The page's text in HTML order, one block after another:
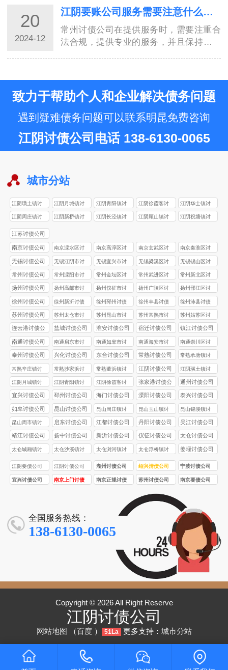
报道、客户案例和经验分享等多个因素。
只有综合考虑，才能做出正确的判断。希
望本文…
20
2024-12
江阴要账公司服务需要注意什么？8种方式讨债值得了解！
常州讨债公司在提供服务时，需要注重合
法合规，提供专业的服务，并且保持诚信
的任务。尤其是在常州这样的大都市，追
账公司…
致力于帮助个人和企业解决债务问题
遇到疑难债务问题可以联系明昆免费咨询
江阴讨债公司电话 138-6130-0065
城市分站
江阴璜土镇讨
债公司
江阴月城镇讨
债公司
江阴青阳镇讨
债公司
江阴徐霞客讨
债公司
江阴华士镇讨
债公司
江阴周庄镇讨
债公司
江阴新桥镇讨
江阴长泾镇讨
江阴顾山镇讨
江阴祝塘镇讨
江苏讨债公司
南京讨债公司
南京溧水区讨
债公司
南京高淳区讨
债公司
南京玄武区讨
债公司
南京秦淮区讨
债公司
无锡讨债公司
无锡江阴市讨
债公司
无锡‌宜兴市讨
债公司
无锡梁溪区讨
债公司
无锡‌锡山区讨
债公司
常州讨债公司
常州溧阳市讨
债公司
常州金坛区讨
债公司
常州武进区讨
债公司
常州新北区讨
债公司
扬州讨债公司
扬州高邮市讨
债公司
扬州仪征市讨
债公司
扬州广陵区讨
债公司
扬州邗江区讨
债公司
徐州讨债公司
徐州新沂讨债
公司
徐州邳州讨债
公司
徐州丰县讨债
公司
徐州沛县讨债
公司
苏州讨债公司
苏州太仓市讨
债公司
苏州昆山市讨
债公司
苏州常熟市讨
债公司
苏州姑苏区讨
债公司
连云港讨债公
司
盐城讨债公司 淮安讨债公司 宿迁讨债公司 镇江讨债公司
南通讨债公司
南通启东市讨
债公司
南通如皋市讨
债公司
南通海安市讨
债公司
南通崇川区讨
债公司
泰州讨债公司 兴化讨债公司 东台讨债公司 常熟讨债公司
常熟承塘镇讨
债公司
常熟辛庄镇讨
债公司
常熟沙家浜讨
债公司
常熟董浜镇讨
债公司
江阴讨债公司
江阴璜土镇讨
债公司
江阴月城镇讨
债公司
江阴青阳镇讨
债公司
江阴徐霞客讨
债公司
张家港讨债公
司
通州讨债公司
宜兴讨债公司 邳州讨债公司 海门讨债公司 溧阳讨债公司 泰兴讨债公司
如皋讨债公司 昆山讨债公司
昆山周庄镇讨
债公司
昆山玉山镇讨
债公司
昆山锦溪镇讨
债公司
昆山周市镇讨
债公司
启东讨债公司 江都讨债公司 丹阳讨债公司 吴江讨债公司
靖江讨债公司 扬中讨债公司 新沂讨债公司 仪征讨债公司 太仓讨债公司
太仓城厢镇讨
债公司
太仓沙溪镇讨
债公司
太仓浏河镇讨
债公司
太仓浮桥镇讨
债公司
姜堰讨债公司
江阴要债公司 江阴讨债公司 湖州讨债公司 绍兴清债公司 宁波讨债公司
宜兴讨债公司
南京上门讨债
南京正规讨债
苏州讨债公司 南京要债公司
全国服务热线：
138-6130-0065
Copyright © 2026 All Right Reserve
江阴讨债公司
网站地图 （百度） 51La 更多支持： 城市分站